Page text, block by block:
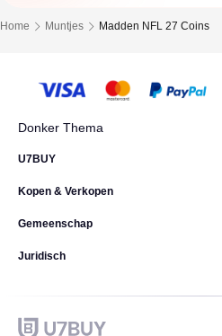
Home Muntjes Madden NFL 27 Coins
Donker Thema
U7BUY
Kopen & Verkopen
Gemeenschap
Juridisch